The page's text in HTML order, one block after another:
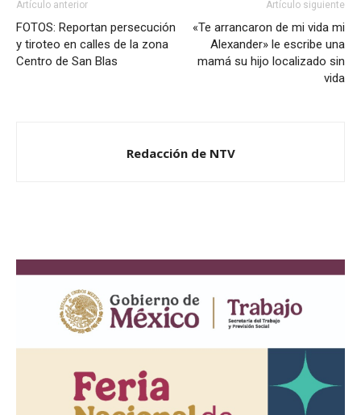
Artículo anterior
FOTOS: Reportan persecución
y tiroteo en calles de la zona
Centro de San Blas
Artículo siguiente
«Te arrancaron de mi vida mi
Alexander» le escribe una
mamá su hijo localizado sin
vida
Redacción de NTV